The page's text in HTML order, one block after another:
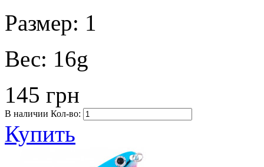
Размер: 1
Вес: 16g
145 грн
В наличии Кол-во:
Купить